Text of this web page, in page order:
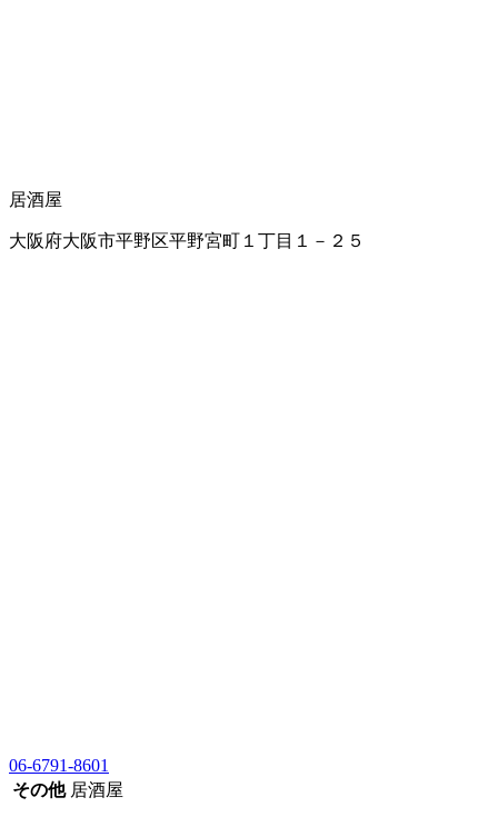
居酒屋
大阪府大阪市平野区平野宮町１丁目１－２５
06-6791-8601
その他 居酒屋